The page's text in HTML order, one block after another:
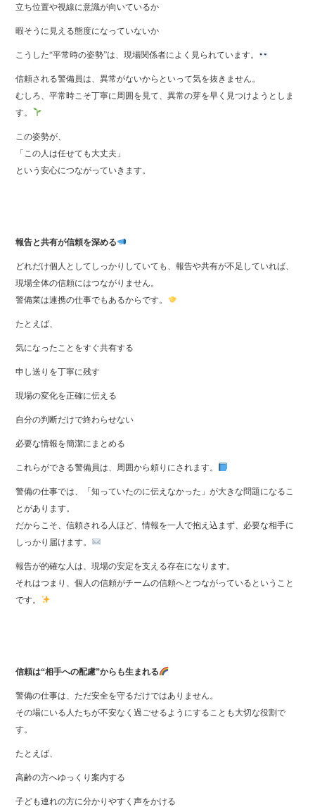
立ち位置や視線に意識が向いているか
暇そうに見える態度になっていないか
こうした“平常時の姿勢”は、現場関係者によく見られています。
信頼される警備員は、異常がないからといって気を抜きません。
むしろ、平常時こそ丁寧に周囲を見て、異常の芽を早く見つけようとしま
す。
この姿勢が、
「この人は任せても大丈夫」
という安心につながっていきます。
報告と共有が信頼を深める
どれだけ個人としてしっかりしていても、報告や共有が不足していれば、
現場全体の信頼にはつながりません。
警備業は連携の仕事でもあるからです。
たとえば、
気になったことをすぐ共有する
申し送りを丁寧に残す
現場の変化を正確に伝える
自分の判断だけで終わらせない
必要な情報を簡潔にまとめる
これらができる警備員は、周囲から頼りにされます。
警備の仕事では、「知っていたのに伝えなかった」が大きな問題になるこ
とがあります。
だからこそ、信頼される人ほど、情報を一人で抱え込まず、必要な相手に
しっかり届けます。
報告が的確な人は、現場の安定を支える存在になります。
それはつまり、個人の信頼がチームの信頼へとつながっているということ
です。
信頼は“相手への配慮”からも生まれる
警備の仕事は、ただ安全を守るだけではありません。
その場にいる人たちが不安なく過ごせるようにすることも大切な役割で
す。
たとえば、
高齢の方へゆっくり案内する
子ども連れの方に分かりやすく声をかける